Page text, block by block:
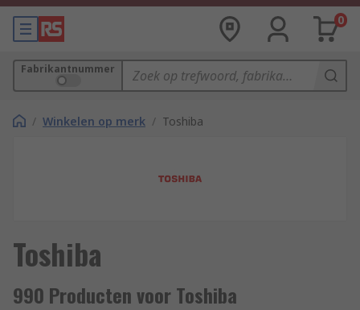
0
Fabrikantnummer
/ Winkelen op merk / Toshiba
Toshiba
990 Producten voor Toshiba